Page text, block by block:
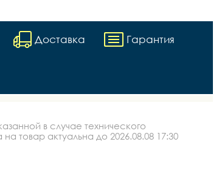
Доставка Гарантия
в случае технического
товар актуальна до 2026.08.08 17:30